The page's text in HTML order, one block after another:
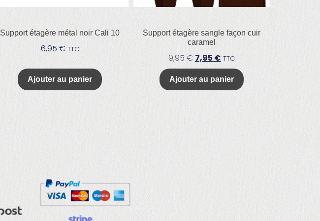
Support étagère métal noir Cali 10
6,95 € TTC
Ajouter au panier
Support étagère sangle façon cuir
caramel
9,95€ 7,95 € TTC
Ajouter au panier